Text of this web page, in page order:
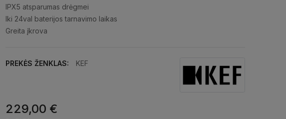
IPX5 atsparumas drėgmei
Iki 24val baterijos tarnavimo laikas
Greita įkrova
PREKĖS ŽENKLAS: KEF
229,00 €